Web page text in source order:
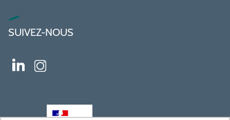
SUIVEZ-NOUS